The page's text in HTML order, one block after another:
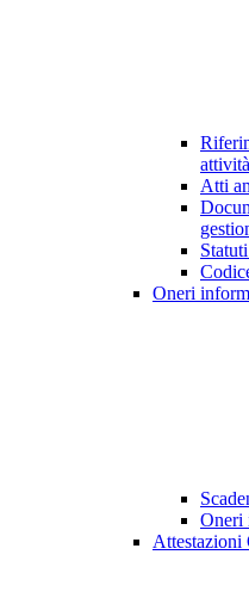
attività
Atti
Oneri
Oneri
Attestazioni